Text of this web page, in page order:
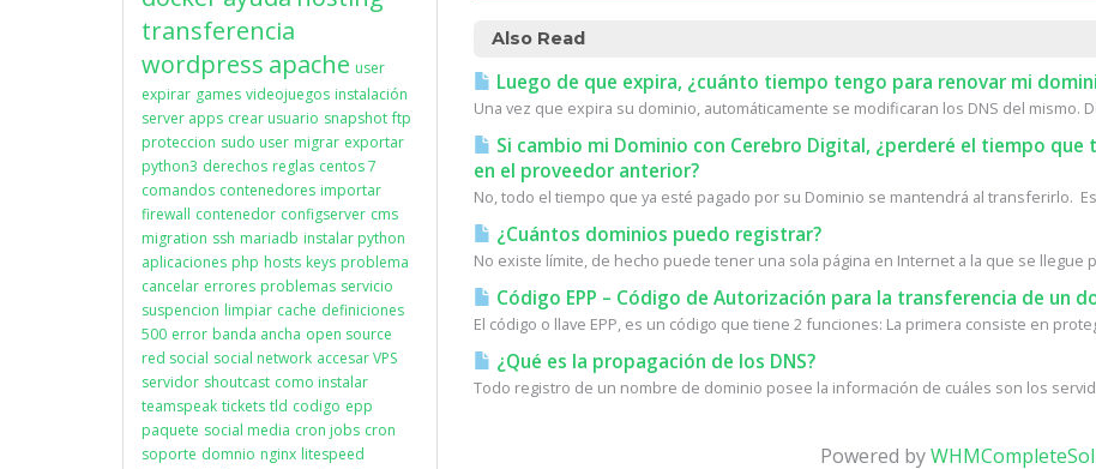
Also Read
Luego de que expira, ¿cuánto tiempo tengo para renovar mi
Una vez que expira su dominio, automáticamente se modificaran los DNS del mismo.
Si cambio mi Dominio con Cerebro Digital, ¿perderé el tiempo
en el proveedor anterior?
No, todo el tiempo que ya esté pagado por su Dominio se mantendrá al transferirlo.
¿Cuántos dominios puedo registrar?
No existe límite, de hecho puede tener una sola página en Internet a la que se llegue
Código EPP – Código de Autorización para la transferencia de un
El código o llave EPP, es un código que tiene 2 funciones: La primera consiste en
¿Qué es la propagación de los DNS?
Todo registro de un nombre de dominio posee la información de cuáles son los
Powered by
transferencia
wordpress apache user
expirar games videojuegos instalación
server apps crear usuario snapshot ftp
proteccion sudo user migrar exportar
python3 derechos reglas centos 7
comandos contenedores importar
firewall contenedor configserver cms
migration ssh mariadb instalar python
aplicaciones php hosts keys problema
cancelar errores problemas servicio
suspencion limpiar cache definiciones
500 error banda ancha open source
red social social network accesar VPS
servidor shoutcast como instalar
teamspeak tickets tld codigo epp
paquete social media cron jobs cron
soporte domnio nginx litespeed